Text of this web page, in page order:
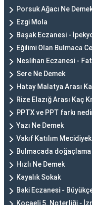
Porsuk Ağacı Ne
Ezgi Mola
Başak Eczanesi -
Eğilimi Olan Bulmaca
Neslihan Eczanesi -
Sere Ne Demek
Hatay Malatya Arası
Rize Elazığ Arası Kaç
PPTX ve PPT farkı
Yazı Ne Demek
Vakıf Katılım
Bulmacada
Hızlı Ne Demek
Kayalık Sokak
Baki Eczanesi -
Kocaeli 5. Noterliği -